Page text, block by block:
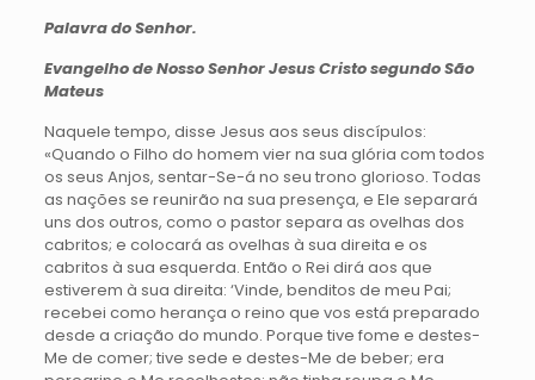
Palavra do Senhor.
Evangelho de Nosso Senhor Jesus Cristo segundo São
Mateus
Naquele tempo, disse Jesus aos seus discípulos:
«Quando o Filho do homem vier na sua glória com todos
os seus Anjos, sentar-Se-á no seu trono glorioso. Todas
as nações se reunirão na sua presença, e Ele separará
uns dos outros, como o pastor separa as ovelhas dos
cabritos; e colocará as ovelhas à sua direita e os
cabritos à sua esquerda. Então o Rei dirá aos que
estiverem à sua direita: ‘Vinde, benditos de meu Pai;
recebei como herança o reino que vos está preparado
desde a criação do mundo. Porque tive fome e destes-
Me de comer; tive sede e destes-Me de beber; era